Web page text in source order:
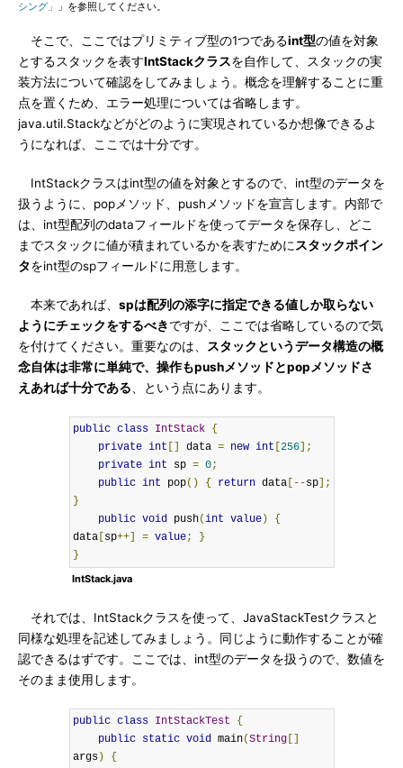
シング」 」を参照してください。
そこで、ここではプリミティブ型の1つであるint型の値を対象
とするスタックを表すIntStackクラスを自作して、スタックの実
装方法について確認をしてみましょう。概念を理解することに重
点を置くため、エラー処理については省略します。
java.util.Stackなどがどのように実現されているか想像できるよ
うになれば、ここでは十分です。
IntStackクラスはint型の値を対象とするので、int型のデータを
扱うように、popメソッド、pushメソッドを宣言します。内部で
は、int型配列のdataフィールドを使ってデータを保存し、どこ
までスタックに値が積まれているかを表すために スタックポイン
タをint型のspフィールドに用意します。
本来であれば、 spは配列の添字に指定できる値しか取らない
ようにチェックをするべきですが、ここでは省略しているので気
を付けてください。重要なのは、
スタックというデータ構造の概
念自体は非常に単純で、操作もpushメソッドとpopメソッドさ
えあれば十分である 、という点にあります。
public class IntStack
{
private int data = new int 256];
private int sp = 0;
public int pop() { return data[--sp];
}
public void push(int value)
{
data[ sp++] = value;
}
}
IntStack.java
それでは、IntStackクラスを使って、JavaStackTestクラスと
同様な処理を記述してみましょう。同じように動作することが確
認できるはずです。ここでは、int型のデータを扱うので、数値を
そのまま使用します。
public class IntStackTest
{
public
static void main(String[]
args)
{